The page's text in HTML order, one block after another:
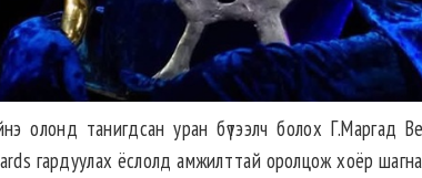
олонд танигдсан уран бүтээлч болох Г.Маргад
гардуулах ёслолд амжилттай оролцож хоёр